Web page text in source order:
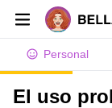
Personal
El uso